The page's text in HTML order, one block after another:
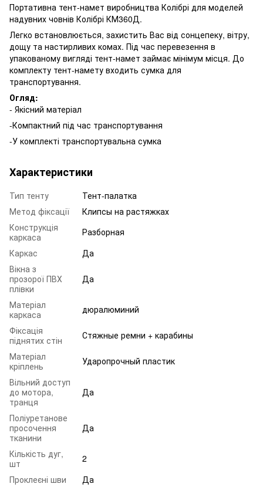
Портативна тент-намет виробництва Колібрі для моделей
надувних човнів Колібрі КМ360Д.
Легко встановлюється, захистить Вас від сонцепеку, вітру,
дощу та настирливих комах. Під час перевезення в
упакованому вигляді тент-намет займає мінімум місця. До
комплекту тент-намету входить сумка для
транспортування.
Огляд:
- Якісний матеріал
-Компактний під час транспортування
-У комплекті транспортувальна сумка
Характеристики
Тип тенту
Тент-палатка
Метод фіксації
Клипсы на растяжках
Конструкція
каркаса
Разборная
Каркас
Да
Вікна з
прозорої ПВХ
плівки
Да
Матеріал
каркаса
дюралюминий
Фіксація
піднятих стін
Стяжные ремни + карабины
Матеріал
кріплень
Ударопрочный пластик
Вільний доступ
до мотора,
транця
Да
Поліуретанове
просочення
тканини
Да
Кількість дуг,
шт
2
Проклеєні шви
Да